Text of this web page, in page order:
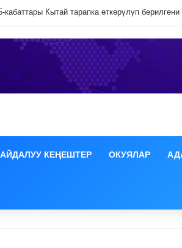
үчүн туура жууш ыкмасы айтылды
КЕҢЕШТЕР ОКУЯЛАР